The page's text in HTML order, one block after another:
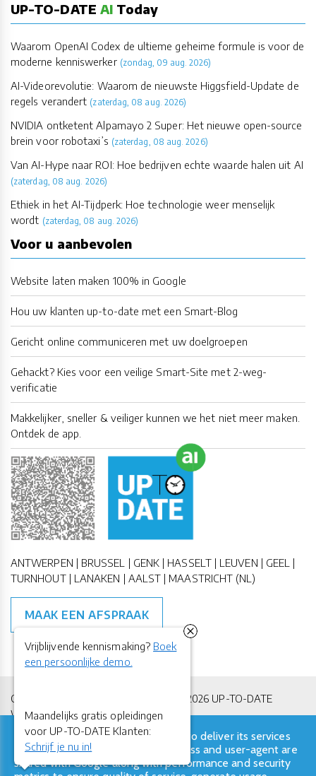
UP-TO-DATE AI Today
Waarom OpenAI Codex de ultieme geheime formule is voor de
moderne kenniswerker (zondag, 09 aug. 2026)
AI-Videorevolutie: Waarom de nieuwste Higgsfield-Update de
regels verandert (zaterdag, 08 aug. 2026)
NVIDIA ontketent Alpamayo 2 Super: Het nieuwe open-source
brein voor robotaxi’s (zaterdag, 08 aug. 2026)
Van AI-Hype naar ROI: Hoe bedrijven echte waarde halen uit AI
(zaterdag, 08 aug. 2026)
Ethiek in het AI-Tijdperk: Hoe technologie weer menselijk
wordt (zaterdag, 08 aug. 2026)
Voor u aanbevolen
Website laten maken 100% in Google
Hou uw klanten up-to-date met een Smart-Blog
Gericht online communiceren met uw doelgroepen
Gehackt? Kies voor een veilige Smart-Site met 2-weg-
verificatie
Makkelijker, sneller & veiliger kunnen we het niet meer maken.
Ontdek de app.
ANTWERPEN | BRUSSEL | GENK | HASSELT | LEUVEN | GEEL |
TURNHOUT | LANAKEN | AALST | MAASTRICHT (NL)
MAAK EEN AFSPRAAK
Copyright All Rights Reserved © 2011-2026 UP-TO-DATE
WebDesign
Privacy & Cookies
Locations Algemene Voorwaarden
This site uses cookies from Google to deliver its services
and to analyze traffic. Your IP address and user-agent are
shared with Google along with performance and security
Vrijblijvende kennismaking? Boek
een persoonlijke demo.
Maandelijks gratis opleidingen
voor UP-TO-DATE Klanten:
Schrijf je nu in!